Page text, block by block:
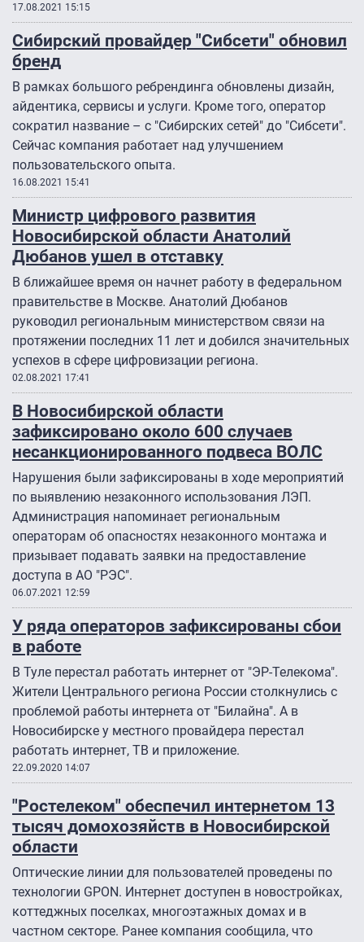
17.08.2021 15:15
Сибирский провайдер "Сибсети" обновил
бренд
В рамках большого ребрендинга обновлены дизайн,
айдентика, сервисы и услуги. Кроме того, оператор
сократил название – с "Сибирских сетей" до "Сибсети".
Сейчас компания работает над улучшением
пользовательского опыта.
16.08.2021 15:41
Министр цифрового развития
Новосибирской области Анатолий
Дюбанов ушел в отставку
В ближайшее время он начнет работу в федеральном
правительстве в Москве. Анатолий Дюбанов
руководил региональным министерством связи на
протяжении последних 11 лет и добился значительных
успехов в сфере цифровизации региона.
02.08.2021 17:41
В Новосибирской области
зафиксировано около 600 случаев
несанкционированного подвеса ВОЛС
Нарушения были зафиксированы в ходе мероприятий
по выявлению незаконного использования ЛЭП.
Администрация напоминает региональным
операторам об опасностях незаконного монтажа и
призывает подавать заявки на предоставление
доступа в АО "РЭС".
06.07.2021 12:59
У ряда операторов зафиксированы сбои
в работе
В Туле перестал работать интернет от "ЭР-Телекома".
Жители Центрального региона России столкнулись с
проблемой работы интернета от "Билайна". А в
Новосибирске у местного провайдера перестал
работать интернет, ТВ и приложение.
22.09.2020 14:07
"Ростелеком" обеспечил интернетом 13
тысяч домохозяйств в Новосибирской
области
Оптические линии для пользователей проведены по
технологии GPON. Интернет доступен в новостройках,
коттеджных поселках, многоэтажных домах и в
частном секторе. Ранее компания сообщила, что